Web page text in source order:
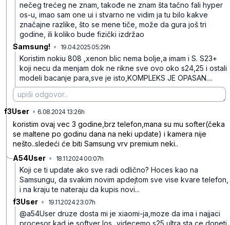
nečeg trećeg ne znam, takođe ne znam šta tačno fali hyper
os-u, imao sam one ui i stvarno ne vidim ja tu bilo kakve
značajne razlike, što se mene tiče, može da gura još tri
godine, ili koliko bude fizički izdržao
Samsung! • 19.04.2025 05:29h
Koristim nokiu 808 ,xenon blic nema bolje,a imam i S. S23+
koji necu da menjam dok ne rikne sve ovo oko s24,25 i ostali
modeli bacanje para,sve je isto,KOMPLEKS JE OPASAN....
f3User • 6.08.2024 13:26h
koristim ovaj vec 3 godine,brz telefon,mana su mu softer(čeka
se maltene po godinu dana na neki update) i kamera nije
nešto..sledeći će biti Samsung vrv premium neki..
A54User • 18.11.2024 00:07h
Koji ce ti update ako sve radi odlično? Hoces kao na
Samsungu, da svakim novim apdejtom sve vise kvare telefon,
i na kraju te nateraju da kupis novi...
f3User • 19.11.2024 23:07h
@a54User druze dosta mi je xiaomi-ja,moze da ima i najjaci
procesor kad je softver los...videcemo s25 ultra sta ce doneti..